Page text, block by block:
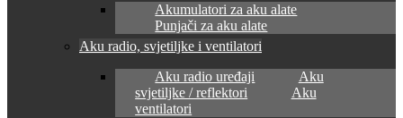
Akumulatori za aku alate
Punjači za aku alate
Aku radio, svjetiljke i ventilatori
Aku radio uređaji
Aku
svjetiljke / reflektori
Aku
ventilatori